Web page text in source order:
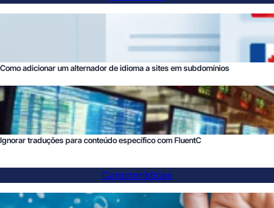
Como adicionar um alternador de idioma a sites em subdomínios
Ignorar traduções para conteúdo específico com FluentC
Características